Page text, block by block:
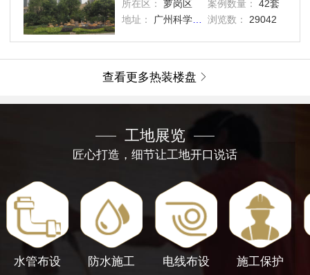
所在区： 萝岗区 案例数量：
42套
地址：
广州科学城西区 浏览数： 29042
查看更多热装楼盘 
工地展览
匠心打造，细节让工地开口说话
水管布设 防水施工 电线布设 施工保护